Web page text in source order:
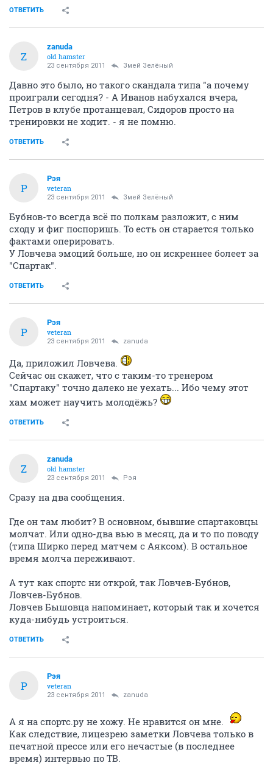
ОТВЕТИТЬ
Z
zanuda
old hamster
23 сентября 2011 Змей Зелёный
Давно это было, но такого скандала типа "а почему
проиграли сегодня? - А Иванов набухался вчера,
Петров в клубе протанцевал, Сидоров просто на
тренировки не ходит. - я не помню.
ОТВЕТИТЬ
Р
Рэя
veteran
23 сентября 2011 Змей Зелёный
Бубнов-то всегда всё по полкам разложит, с ним
сходу и фиг поспоришь. То есть он старается только
фактами оперировать.
У Ловчева эмоций больше, но он искреннее болеет за
"Спартак".
ОТВЕТИТЬ
Р
Рэя
veteran
23 сентября 2011 zanuda
Да, приложил Ловчева.
Сейчас он скажет, что с таким-то тренером
"Спартаку" точно далеко не уехать... Ибо чему этот
хам может научить молодёжь?
ОТВЕТИТЬ
Z
zanuda
old hamster
23 сентября 2011 Рэя
Сразу на два сообщения.
Где он там любит? В основном, бывшие спартаковцы
молчат. Или одно-два вью в месяц, да и то по поводу
(типа Ширко перед матчем с Аяксом). В остальное
время молча переживают.
А тут как спортс ни открой, так Ловчев-Бубнов,
Ловчев-Бубнов.
Ловчев Бышовца напоминает, который так и хочется
куда-нибудь устроиться.
ОТВЕТИТЬ
Р
Рэя
veteran
23 сентября 2011 zanuda
А я на спортс.ру не хожу. Не нравится он мне.
Как следствие, лицезрею заметки Ловчева только в
печатной прессе или его нечастые (в последнее
время) интервью по ТВ.